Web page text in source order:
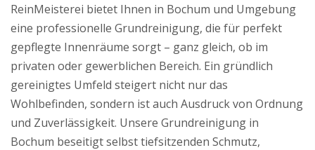
ReinMeisterei bietet Ihnen in Bochum und Umgebung
eine professionelle Grundreinigung, die für perfekt
gepflegte Innenräume sorgt – ganz gleich, ob im
privaten oder gewerblichen Bereich. Ein gründlich
gereinigtes Umfeld steigert nicht nur das
Wohlbefinden, sondern ist auch Ausdruck von Ordnung
und Zuverlässigkeit. Unsere Grundreinigung in
Bochum beseitigt selbst tiefsitzenden Schmutz,